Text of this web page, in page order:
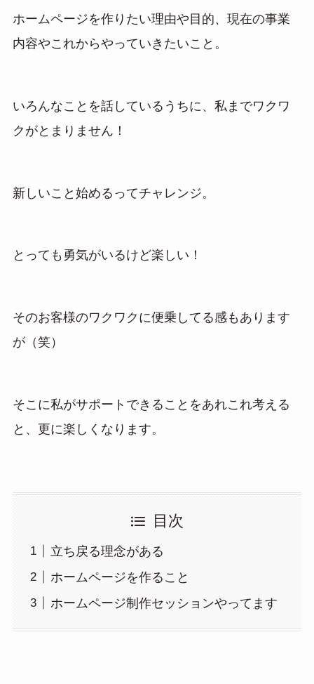
ホームページを作りたい理由や目的、現在の事業
内容やこれからやっていきたいこと。
いろんなことを話しているうちに、私までワクワ
クがとまりません！
新しいこと始めるってチャレンジ。
とっても勇気がいるけど楽しい！
そのお客様のワクワクに便乗してる感もあります
が（笑）
そこに私がサポートできることをあれこれ考える
と、更に楽しくなります。
目次
立ち戻る理念がある
ホームページを作ること
ホームページ制作セッションやってます